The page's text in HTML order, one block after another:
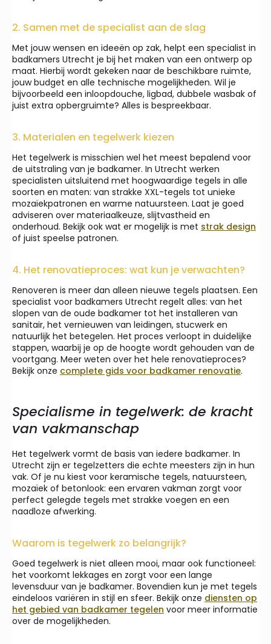
2. Samen met de specialist aan de slag
Met jouw wensen en ideeën op zak, helpt een specialist in
badkamers Utrecht je bij het maken van een ontwerp op
maat. Hierbij wordt gekeken naar de beschikbare ruimte,
jouw budget en alle technische mogelijkheden. Wil je
bijvoorbeeld een inloopdouche, ligbad, dubbele wasbak of
juist extra opbergruimte? Alles is bespreekbaar.
3. Materialen en tegelwerk kiezen
Het tegelwerk is misschien wel het meest bepalend voor
de uitstraling van je badkamer. In Utrecht werken
specialisten uitsluitend met hoogwaardige tegels in alle
soorten en maten: van strakke XXL-tegels tot unieke
mozaïekpatronen en warme natuursteen. Laat je goed
adviseren over materiaalkeuze, slijtvastheid en
onderhoud. Bekijk ook wat er mogelijk is met strak design
of juist speelse patronen.
4. Het renovatieproces: wat kun je verwachten?
Renoveren is meer dan alleen nieuwe tegels plaatsen. Een
specialist voor badkamers Utrecht regelt alles: van het
slopen van de oude badkamer tot het installeren van
sanitair, het vernieuwen van leidingen, stucwerk en
natuurlijk het betegelen. Het proces verloopt in duidelijke
stappen, waarbij je op de hoogte wordt gehouden van de
voortgang. Meer weten over het hele renovatieproces?
Bekijk onze complete gids voor badkamer renovatie.
Specialisme in tegelwerk: de kracht
van vakmanschap
Het tegelwerk vormt de basis van iedere badkamer. In
Utrecht zijn er tegelzetters die echte meesters zijn in hun
vak. Of je nu kiest voor keramische tegels, natuursteen,
mozaïek of betonlook: een ervaren vakman zorgt voor
perfect gelegde tegels met strakke voegen en een
naadloze afwerking.
Waarom is tegelwerk zo belangrijk?
Goed tegelwerk is niet alleen mooi, maar ook functioneel:
het voorkomt lekkages en zorgt voor een lange
levensduur van je badkamer. Bovendien kun je met tegels
eindeloos variëren in stijl en sfeer. Bekijk onze diensten op
het gebied van badkamer tegelen voor meer informatie
over de mogelijkheden.